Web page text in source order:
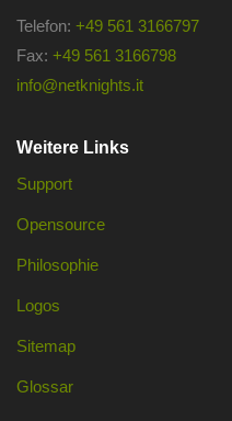
Telefon: +49 561 3166797
Fax: +49 561 3166798
info@netknights.it
Weitere Links
Support
Opensource
Philosophie
Logos
Sitemap
Glossar